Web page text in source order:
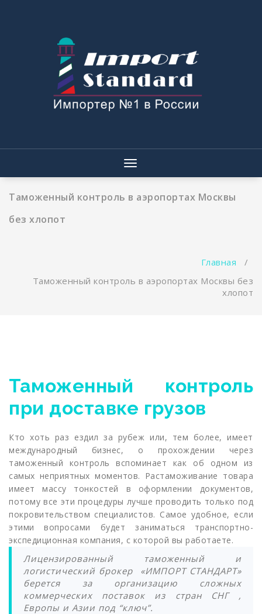
Показать/
Скрыть
Таможенный контроль в аэропортах Москвы
без хлопот
Главная /
Таможенный контроль в аэропортах Москвы без
хлопот
Таможенный контроль
при доставке грузов
Кто хоть раз ездил за рубеж или, тем более, имеет
международный бизнес, о прохождении через
таможенный контроль вспоминает как об одном из
самых неприятных моментов. Растаможивание товара
имеет массу тонкостей в оформлении документов,
потому все эти процедуры лучше проводить только под
покровительством специалистов. Самое удобное, если
этими вопросами будет заниматься транспортно-
экспедиционная компания, с которой вы работаете.
Лицензированный таможенный и
логистический брокер «ИМПОРТ СТАНДАРТ»
берется за организацию сложных
коммерческих поставок из стран СНГ ,
Европы и Азии под “ключ”.